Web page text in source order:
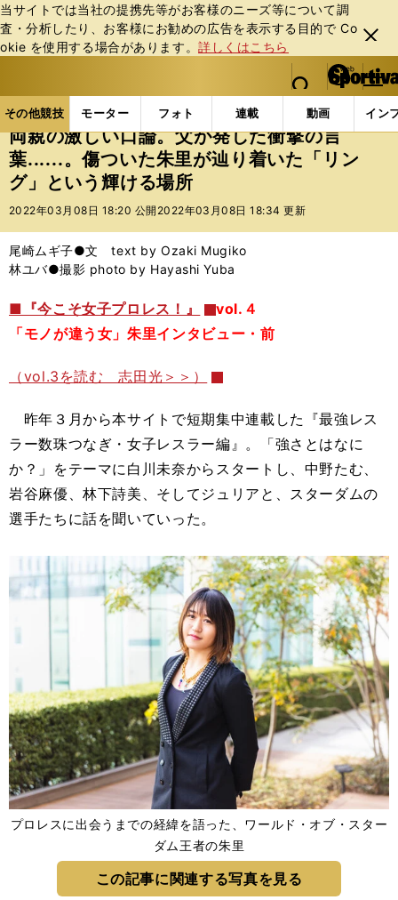
当サイトでは当社の提携先等がお客様のニーズ等について調
査・分析したり、お客様にお勧めの広告を表⽰する⽬的で Co
okie を使⽤する場合があります。詳しくはこちら
閉じ
る
web Sportiva (webスポルティーバ)
検索
マイペ
ー
ジ
メニュ
その他競技 モーター フォト 連載 動画 イン
ス
ポ
ル
テ
ー
バ
その他競技の記事一覧 格闘技 プロレス 両親の
両親の激しい口論。父が発した衝撃の言
葉......。傷ついた朱里が辿り着いた「リン
グ」という輝ける場所
2022年03月08日 18:20 公開 2022年03月08日 18:34 更新
尾崎ムギ子●文 text by Ozaki Mugiko
林ユバ●撮影 photo by Hayashi Yuba
■『今こそ女子プロレス！』
vol.４
「モノが違う女」朱里インタビュー・前
（vol.3を読む 志田光＞＞）
昨年３月から本サイトで短期集中連載した『最強レス
ラー数珠つなぎ・女子レスラー編』。「強さとはなに
か？」をテーマに白川未奈からスタートし、中野たむ、
岩谷麻優、林下詩美、そしてジュリアと、スターダムの
選手たちに話を聞いていった。
プロレスに出会うまでの経緯を語った、ワールド・オブ・スター
ダム王者の朱里
この記事に関連する写真を見る